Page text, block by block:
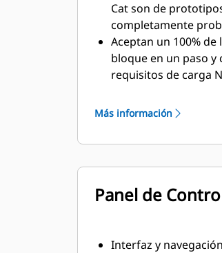
Cat son de
completamente
Aceptan un 100% de
bloque en un paso y
requisitos de carga
norma ISO 8528-5 de
Más información
Panel de
Interfaz y